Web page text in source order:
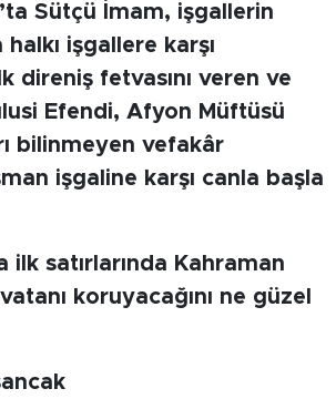
Sütçü İmam, işgallerin
işgallere karşı
direniş fetvasını veren ve
Efendi, Afyon Müftüsü
bilinmeyen vefakâr
işgaline karşı canla başla
ilk satırlarında Kahraman
koruyacağını ne güzel